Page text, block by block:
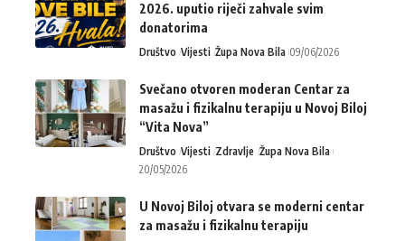
2026. uputio riječi zahvale svim
donatorima
Društvo Vijesti Župa Nova Bila 09/06/2026
Svečano otvoren moderan Centar za
masažu i fizikalnu terapiju u Novoj Biloj
“Vita Nova”
Društvo Vijesti Zdravlje Župa Nova Bila
20/05/2026
U Novoj Biloj otvara se moderni centar
za masažu i fizikalnu terapiju